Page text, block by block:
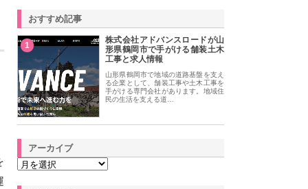
おすすめ記事
1
株式会社アドバンスロードが山
形県鶴岡市で手がける舗装土木
工事と求人情報
山形県鶴岡市で地域の道路基盤を支え
る企業として、舗装工事や土木工事を
手がける専門会社があります。地域住
民の生活を支える道…
アーカイブ